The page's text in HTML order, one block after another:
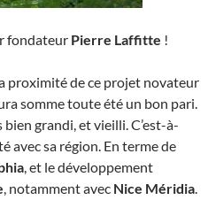
fondateur Pierre Laffitte !
proximité de ce projet novateur
somme toute été un bon pari.
bien grandi, et vieilli. C’est-à-
avec sa région. En terme de
, et le développement
, notamment avec Nice Méridia.